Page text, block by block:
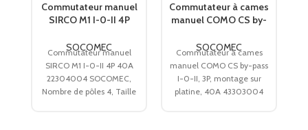
Commutateur manuel
SIRCO M1 I-0-II 4P
SOCOMEC
SOCOMEC
Commutateur manuel
SIRCO M1 I-0-II 4P 40A
22304004 SOCOMEC,
Nombre de pôles 4, Taille
Commutateur à cames
manuel COMO CS by-
montage sur platine,
40A 43303004
SOCOMEC
SOCOMEC
Commutateur à cames
manuel COMO CS by-pass
I-0-II, 3P, montage sur
platine, 40A 43303004